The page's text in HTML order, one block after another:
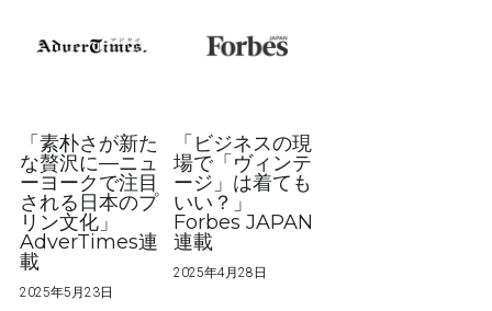
「素朴さが新た
な贅沢に—ニュ
ーヨークで注目
される日本のプ
リン文化」
AdverTimes連
載
2025年5月23日
「ビジネスの現
場で「ヴィンテ
ージ」は着ても
いい？」
Forbes JAPAN
連載
2025年4月28日